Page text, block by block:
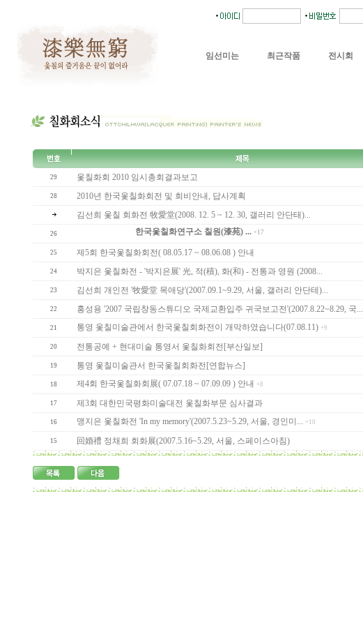
임선미는 최근작품 전시회
29 옻칠화회 2010 임시총회결과보고
28 2010년 한국옻칠화회전 및 회비안내, 답사계획
김선희 옻칠 회화전 牧愛堂(2008. 12. 5 ~ 12. 30, 갤러리 안단태)...
26 한국옻칠화연구소 칠원(漆苑) ...
25 제5회 한국옻칠화회전( 08.05.17 ~ 08.06.08 ) 안내
24 박지은 옻칠화전 - '박지은展' 光, 적(積), 화(和) - 전통과 영원 (2008...
23 김선희 개인전 '牧愛堂 목애당'(2007.09.1~9.29, 서울, 갤러리 안단테)...
22 홍성용 '2007 국립창동스튜디오 국제교환입주 귀국보고전'(2007.8.22~8.29, 국...
21 통영 옻칠미술관에서 한국옻칠회화전이 개막하였습니다(07.08.11) +9
20 전통공예 + 현대미술 통영서 옻칠화회전[부산일보]
19 통영 옻칠미술관서 한국옻칠회화전[연합뉴스]
18 제4회 한국옻칠화회展( 07.07.18 ~ 07.09.09 ) 안내 +8
17 제3회 대한민국평화미술대전 옻칠화부문 심사결과
16 맹지은 옻칠화전 'In my memory'(2007.5.23~5.29, 서울, 경인미... +10
15 回婚禮 정채희 회화展(2007.5.16~5.29, 서울, 스페이스아침)